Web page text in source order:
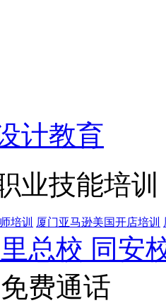
计教育
业技能培训
培训 厦门亚马逊美国开店培训
总校 同安
免费通话